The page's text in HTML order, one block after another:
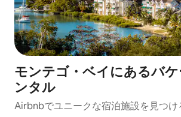
モンテゴ・ベイにあるバ
ンタル
Airbnbでユニークな宿泊施設を見つけ